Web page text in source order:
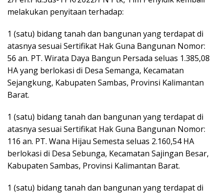
melakukan penyitaan terhadap:
1 (satu) bidang tanah dan bangunan yang terdapat di
atasnya sesuai Sertifikat Hak Guna Bangunan Nomor:
56 an. PT. Wirata Daya Bangun Persada seluas 1.385,08
HA yang berlokasi di Desa Semanga, Kecamatan
Sejangkung, Kabupaten Sambas, Provinsi Kalimantan
Barat.
1 (satu) bidang tanah dan bangunan yang terdapat di
atasnya sesuai Sertifikat Hak Guna Bangunan Nomor:
116 an. PT. Wana Hijau Semesta seluas 2.160,54 HA
berlokasi di Desa Sebunga, Kecamatan Sajingan Besar,
Kabupaten Sambas, Provinsi Kalimantan Barat.
1 (satu) bidang tanah dan bangunan yang terdapat di